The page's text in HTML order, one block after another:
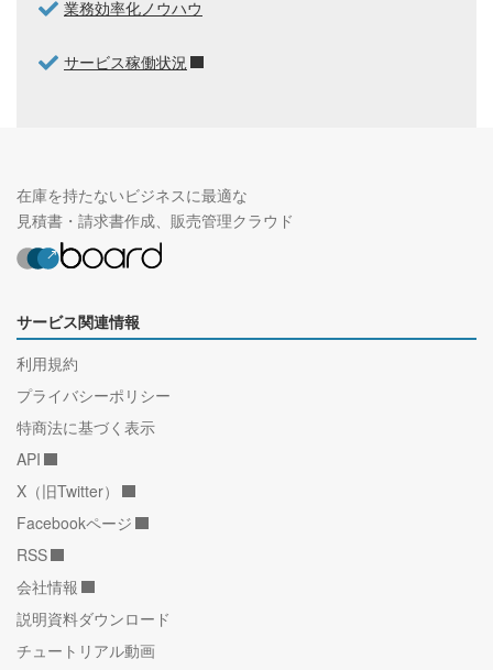
業務効率化ノウハウ
サービス稼働状況
在庫を持たないビジネスに最適な
見積書・請求書作成、販売管理クラウド
サービス関連情報
利用規約
プライバシーポリシー
特商法に基づく表示
API
X（旧Twitter）
Facebookページ
RSS
会社情報
説明資料ダウンロード
チュートリアル動画